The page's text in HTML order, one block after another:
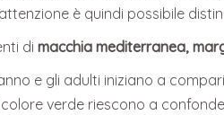
è quindi possibile
di macchia mediterranea,
e gli adulti iniziano a
verde riescono a